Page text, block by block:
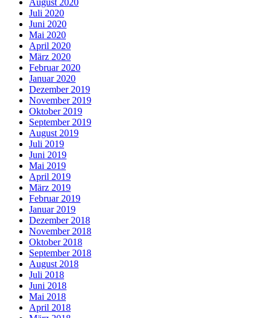
Juli 2020
Juni 2020
Mai 2020
April 2020
März 2020
Februar 2020
Januar 2020
Dezember 2019
November 2019
Oktober 2019
September 2019
August 2019
Juli 2019
Juni 2019
Mai 2019
April 2019
März 2019
Februar 2019
Januar 2019
Dezember 2018
November 2018
Oktober 2018
September 2018
August 2018
Juli 2018
Juni 2018
Mai 2018
April 2018